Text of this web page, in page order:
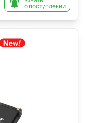

о поступлении